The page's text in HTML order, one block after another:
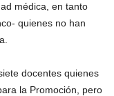
médica, en tanto
quienes no han
docentes quienes
la Promoción, pero